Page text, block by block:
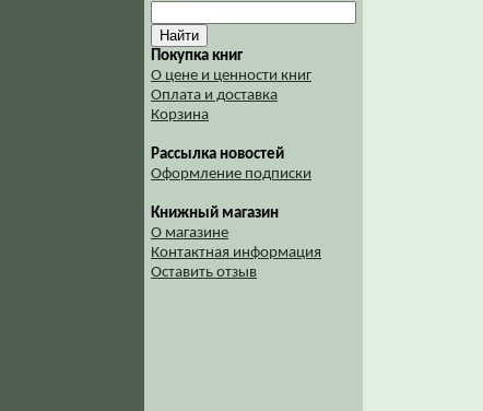
Покупка книг
О цене и ценности книг
Оплата и доставка
Корзина
Рассылка новостей
Оформление подписки
Книжный магазин
О магазине
Контактная информация
Оставить отзыв